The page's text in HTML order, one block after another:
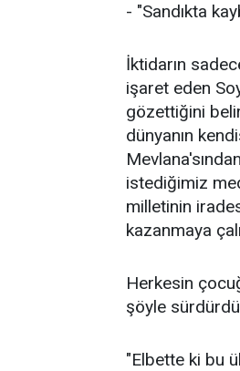
- "Sandıkta
İktidarın
işaret eden
gözettiğini
dünyanın
istediğimiz
milletinin
kazanmaya
Herkesin
şöyle
"Elbette ki bu